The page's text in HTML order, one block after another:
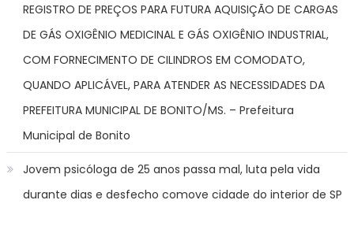
REGISTRO DE PREÇOS PARA FUTURA AQUISIÇÃO DE CARGAS
DE GÁS OXIGÊNIO MEDICINAL E GÁS OXIGÊNIO INDUSTRIAL,
COM FORNECIMENTO DE CILINDROS EM COMODATO,
QUANDO APLICÁVEL, PARA ATENDER AS NECESSIDADES DA
PREFEITURA MUNICIPAL DE BONITO/MS. – Prefeitura
Municipal de Bonito
Jovem psicóloga de 25 anos passa mal, luta pela vida
durante dias e desfecho comove cidade do interior de SP